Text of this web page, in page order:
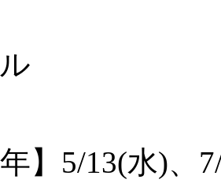
年】5/13(水)